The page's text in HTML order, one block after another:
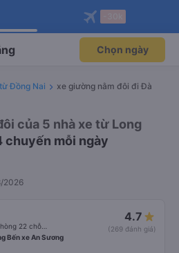
ngay!
thành viên độc
Mở app
đặt vé máy bay qua
Mở app
Chọn ngày
Đồng Nai
xe giường nằm đôi đi Đà
của 5 nhà xe từ Long
chuyến mỗi ngày
2026
4.7
(269 đánh giá)
Bến xe An Sương